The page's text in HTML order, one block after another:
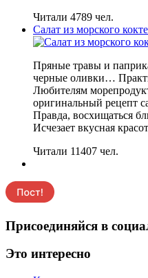
Читали 4789 чел.
Салат из морского
Пряные травы и
черные оливки…
Любителям
оригинальный рецепт
Правда, восхищаться
Исчезает вкусная
Читали 11407 чел.
Присоединяйся в
Это интересно